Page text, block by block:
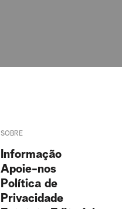
SOBRE
Informação
Apoie-nos
Política de
Privacidade